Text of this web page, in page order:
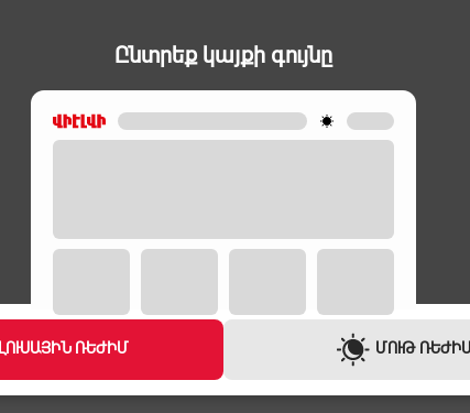
Ընտրեք կայքի գույնը
ԼՈՒՍԱՅԻՆ ՌԵԺԻՄ ՄՈՒԹ